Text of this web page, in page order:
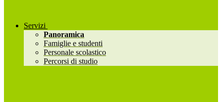
Servizi
Panoramica
Famiglie e studenti
Personale scolastico
Percorsi di studio